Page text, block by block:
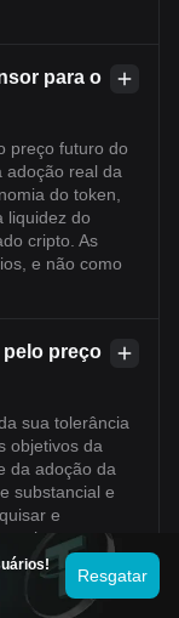
para o
preço futuro do
adoção real da
do token,
liquidez do
cripto. As
e não como
preço
sua tolerância
objetivos da
da adoção da
substancial e
e
nenhum
Resgatar